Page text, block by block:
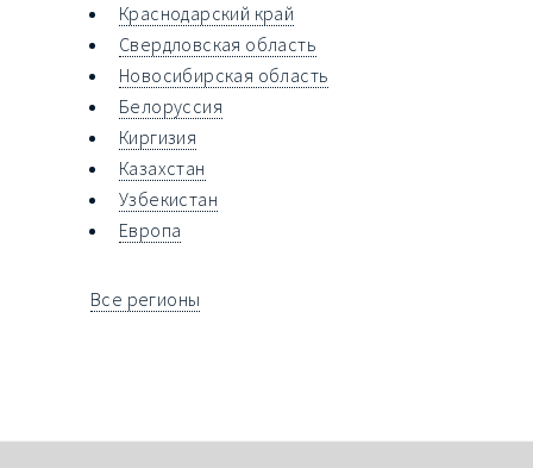
Краснодарский край
Свердловская область
Новосибирская область
Белоруссия
Киргизия
Казахстан
Узбекистан
Европа
Все регионы